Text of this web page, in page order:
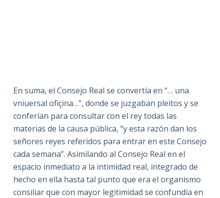
En suma, el Consejo Real se convertía en “… una
vniuersal ofiçina…”, donde se juzgaban pleitos y se
conferían para consultar con el rey todas las
materias de la causa pública, “y esta razón dan los
señores reyes referidos para entrar en este Consejo
cada semana”. Asimilando al Consejo Real en el
espacio inmediato a la intimidad real, integrado de
hecho en ella hasta tal punto que era el organismo
consiliar que con mayor legitimidad se confundía en